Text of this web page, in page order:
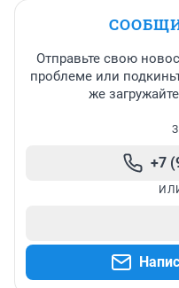
Отправьте свою
проблеме или
же
+7